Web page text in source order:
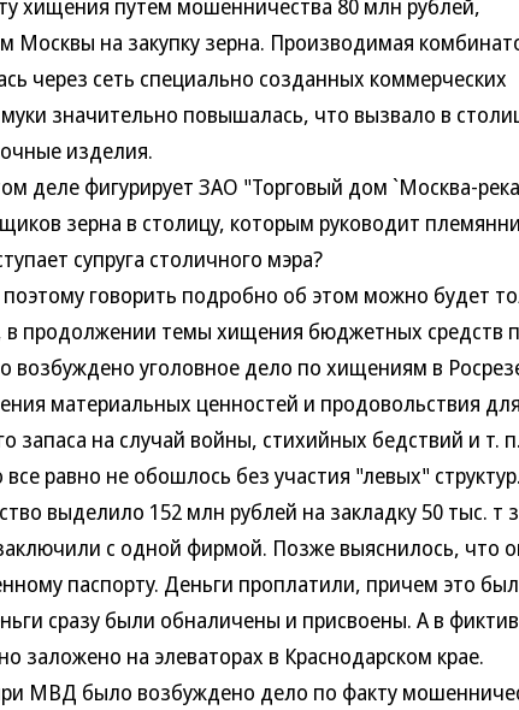
хищения путем мошенничества 80 млн рублей,
Москвы на закупку зерна. Производимая
через сеть специально созданных коммерческих
муки значительно повышалась, что вызвало в
изделия.
деле фигурирует ЗАО "Торговый дом `Москва-
зерна в столицу, которым руководит
супруга столичного мэра?
говорить подробно об этом можно будет
в продолжении темы хищения бюджетных средств
возбуждено уголовное дело по хищениям в
материальных ценностей и продовольствия для
запаса на случай войны, стихийных бедствий и т.
равно не обошлось без участия "левых" структур.
выделило 152 млн рублей на закладку 50 тыс. т
с одной фирмой. Позже выяснилось, что
паспорту. Деньги проплатили, причем это
сразу были обналичены и присвоены. А в
заложено на элеваторах в Краснодарском крае.
МВД было возбуждено дело по факту